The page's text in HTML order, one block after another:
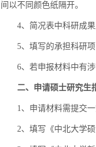
间以不同颜色纸隔开。
4、简况表中科研成
5、填写的承担科研
6、若申报材料中有
二、申请硕士研究生
1、申请材料需提交一
2、填写《中北大学